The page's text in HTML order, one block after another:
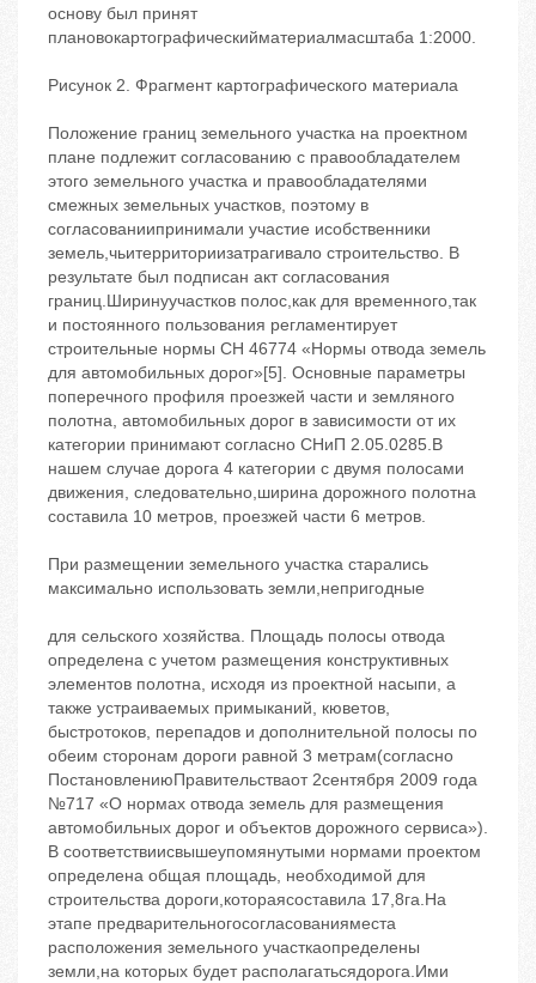
основу был принят
плановокартографическийматериалмасштаба 1:2000.
Рисунок 2. Фрагмент картографического материала
Положение границ земельного участка на проектном
плане подлежит согласованию с правообладателем
этого земельного участка и правообладателями
смежных земельных участков, поэтому в
согласованиипринимали участие исобственники
земель,чьитерриториизатрагивало строительство. В
результате был подписан акт согласования
границ.Ширинуучастков полос,как для временного,так
и постоянного пользования регламентирует
строительные нормы СН 46774 «Нормы отвода земель
для автомобильных дорог»[5]. Основные параметры
поперечного профиля проезжей части и земляного
полотна, автомобильных дорог в зависимости от их
категории принимают согласно СНиП 2.05.0285.В
нашем случае дорога 4 категории с двумя полосами
движения, следовательно,ширина дорожного полотна
составила 10 метров, проезжей части 6 метров.
При размещении земельного участка старались
максимально использовать земли,непригодные
для сельского хозяйства. Площадь полосы отвода
определена с учетом размещения конструктивных
элементов полотна, исходя из проектной насыпи, а
также устраиваемых примыканий, кюветов,
быстротоков, перепадов и дополнительной полосы по
обеим сторонам дороги равной 3 метрам(согласно
ПостановлениюПравительстваот 2сентября 2009 года
№717 «О нормах отвода земель для размещения
автомобильных дорог и объектов дорожного сервиса»).
В соответствиисвышеупомянутыми нормами проектом
определена общая площадь, необходимой для
строительства дороги,котораясоставила 17,8га.На
этапе предварительногосогласованияместа
расположения земельного участкаопределены
земли,на которых будет располагатьсядорога.Ими